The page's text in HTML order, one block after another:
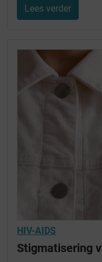
Lees verder
HIV-AIDS
Stigmatisering